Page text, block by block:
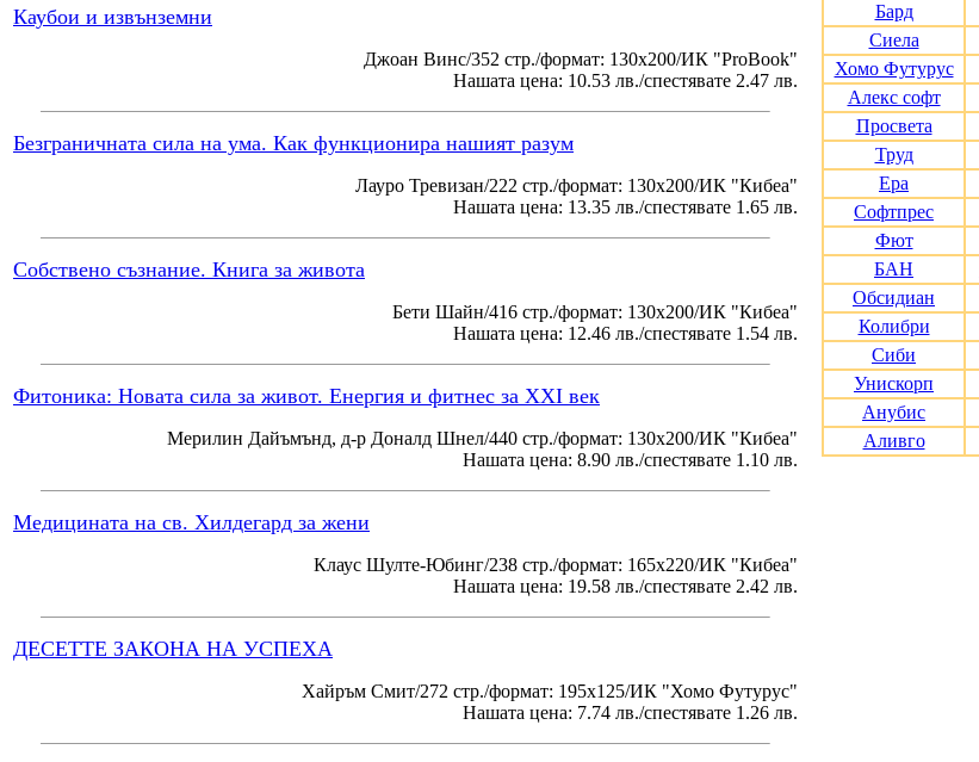
Каубои и извънземни
Джоан Винс/352 стр./формат: 130х200/ИК "ProBook"
Нашата цена: 10.53 лв./спестявате 2.47 лв.
Безграничната сила на ума. Как функционира нашият разум
Лауро Тревизан/222 стр./формат: 130х200/ИК "Кибеа"
Нашата цена: 13.35 лв./спестявате 1.65 лв.
Собствено съзнание. Книга за живота
Бети Шайн/416 стр./формат: 130х200/ИК "Кибеа"
Нашата цена: 12.46 лв./спестявате 1.54 лв.
Фитоника: Новата сила за живот. Енергия и фитнес за XXI век
Мерилин Дайъмънд, д-р Доналд Шнел/440 стр./формат: 130х200/ИК "Кибеа"
Нашата цена: 8.90 лв./спестявате 1.10 лв.
Медицината на св. Хилдегард за жени
Клаус Шулте-Юбинг/238 стр./формат: 165х220/ИК "Кибеа"
Нашата цена: 19.58 лв./спестявате 2.42 лв.
ДЕСЕТТЕ ЗАКОНА НА УСПЕХА
Хайръм Смит/272 стр./формат: 195x125/ИК "Хомо Футурус"
Нашата цена: 7.74 лв./спестявате 1.26 лв.
Бард
Сиела
Хомо Футурус
Алекс софт
Просвета
Труд
Ера
Софтпрес
Фют
БАН
Обсидиан
Колибри
Сиби
Унискорп
Анубис
Аливго